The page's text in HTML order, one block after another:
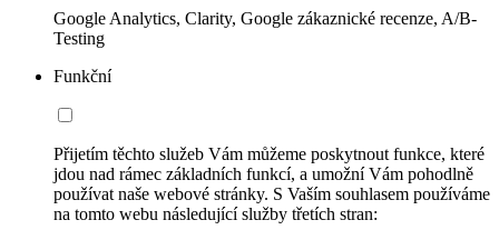
Google Analytics, Clarity, Google zákaznické recenze, A/B-
Testing
Funkční
Přijetím těchto služeb Vám můžeme poskytnout funkce, které
jdou nad rámec základních funkcí, a umožní Vám pohodlně
používat naše webové stránky. S Vaším souhlasem používáme
na tomto webu následující služby třetích stran: